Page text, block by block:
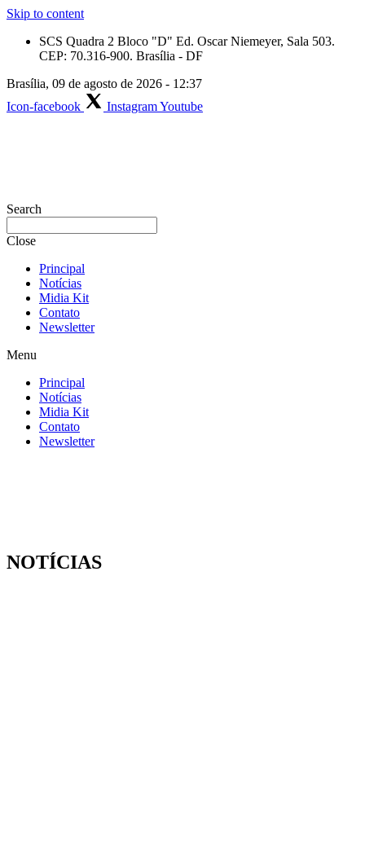
Skip to content
SCS Quadra 2 Bloco "D" Ed. Oscar Niemeyer, Sala 503.
CEP: 70.316-900. Brasília - DF
Brasília, 09 de agosto de 2026 - 12:37
Icon-facebook
InstagramYoutube
Search
Close
Principal
Notícias
Midia Kit
Contato
Newsletter
Menu
Principal
Notícias
Midia Kit
Contato
Newsletter
NOTÍCIAS